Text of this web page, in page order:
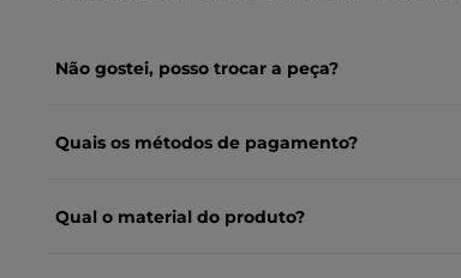
Não gostei, posso trocar a peça?
Quais os métodos de pagamento?
Qual o material do produto?